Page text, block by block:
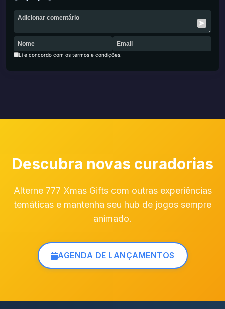
Li e concordo com os termos e condições.
Descubra novas curadorias
Alterne 777 Xmas Gifts com outras experiências
temáticas e mantenha seu hub de jogos sempre
animado.
AGENDA DE LANÇAMENTOS